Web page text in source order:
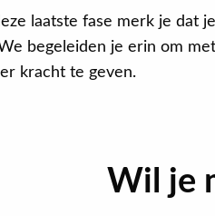
laatste fase merk je dat
begeleiden je erin om
kracht te geven.
Wil je